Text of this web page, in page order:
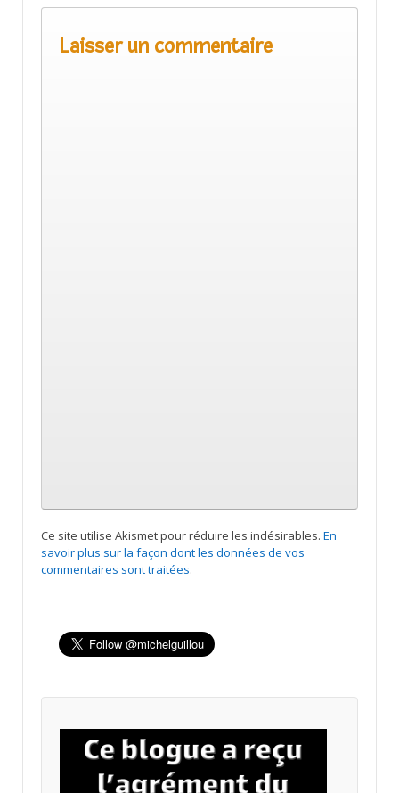
Laisser un commentaire
Ce site utilise Akismet pour réduire les indésirables. En
savoir plus sur la façon dont les données de vos
commentaires sont traitées.